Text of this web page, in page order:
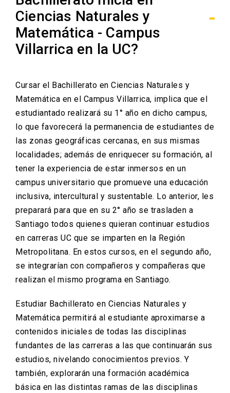
Ciencias Naturales y
Matemática - Campus
Villarrica en la UC?
Cursar el Bachillerato en Ciencias Naturales y
Matemática en el Campus Villarrica, implica que el
estudiantado realizará su 1° año en dicho campus,
lo que favorecerá la permanencia de estudiantes de
las zonas geográficas cercanas, en sus mismas
localidades; además de enriquecer su formación, al
tener la experiencia de estar inmersos en un
campus universitario que promueve una educación
inclusiva, intercultural y sustentable. Lo anterior, les
preparará para que en su 2° año se trasladen a
Santiago todos quienes quieran continuar estudios
en carreras UC que se imparten en la Región
Metropolitana. En estos cursos, en el segundo año,
se integrarían con compañeros y compañeras que
realizan el mismo programa en Santiago.
Estudiar Bachillerato en Ciencias Naturales y
Matemática permitirá al estudiante aproximarse a
contenidos iniciales de todas las disciplinas
fundantes de las carreras a las que continuarán sus
estudios, nivelando conocimientos previos. Y
también, explorarán una formación académica
básica en las distintas ramas de las disciplinas